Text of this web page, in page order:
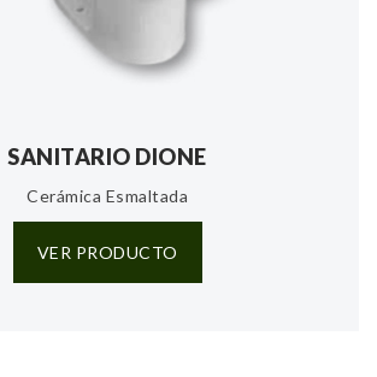
SANITARIO DIONE
Cerámica Esmaltada
VER PRODUCTO